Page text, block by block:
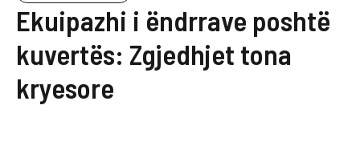
Ekuipazhi i ëndrrave poshtë
kuvertës: Zgjedhjet tona
kryesore